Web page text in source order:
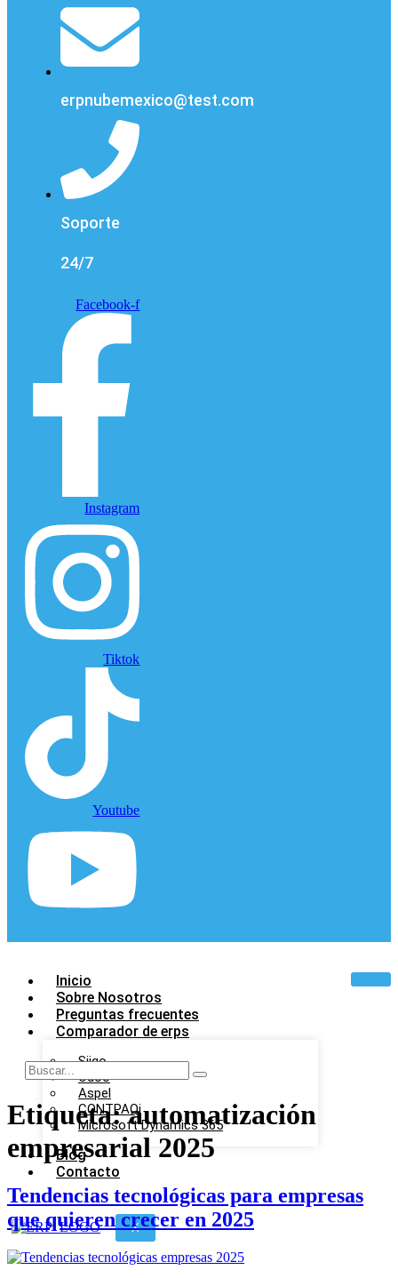
erpnubemexico@test.com
Soporte
24/7
Facebook-f
Instagram
Tiktok
Youtube
Inicio
Sobre Nosotros
Preguntas frecuentes
Comparador de erps
Siigo
Odoo
Aspel
CONTPAQi
Microsoft Dynamics 365
Blog
Contacto
X
Etiqueta:automatización
empresarial 2025
Tendencias tecnológicas para empresas
que quieren crecer en 2025